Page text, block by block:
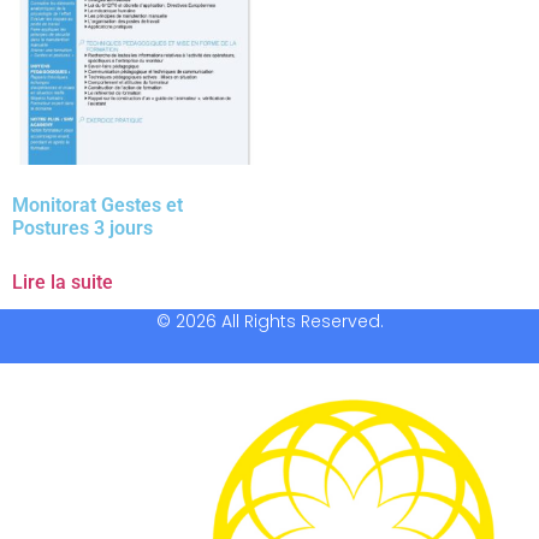
Monitorat Gestes et
Postures 3 jours
Lire la suite
© 2026 All Rights Reserved.